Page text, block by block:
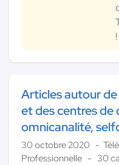
!
Articles autour
et des centres
omnicanalité,
30 octobre 2020
Professionnelle
30